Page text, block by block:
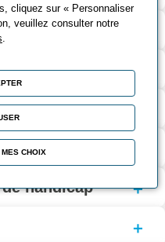
handicap
cliquez sur « Personnaliser
veuillez consulter notre
CHOIX